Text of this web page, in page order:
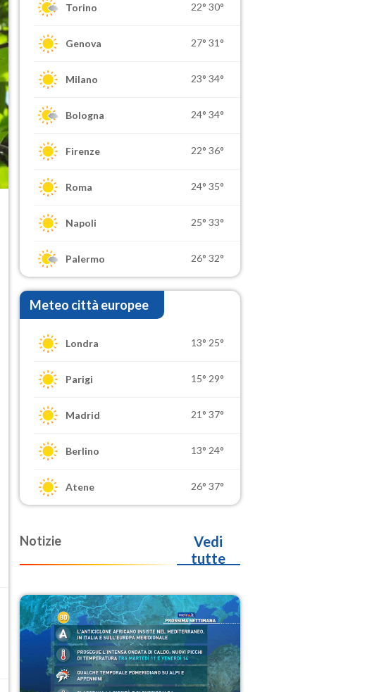
Torino 22° 30°
Genova 27° 31°
Milano 23° 34°
Bologna 24° 34°
Firenze 22° 36°
Roma 24° 35°
Napoli 25° 33°
Palermo 26° 32°
Meteo città europee
Londra 13° 25°
Parigi 15° 29°
Madrid 21° 37°
Berlino 13° 24°
Atene 26° 37°
Notizie
Vedi
tutte